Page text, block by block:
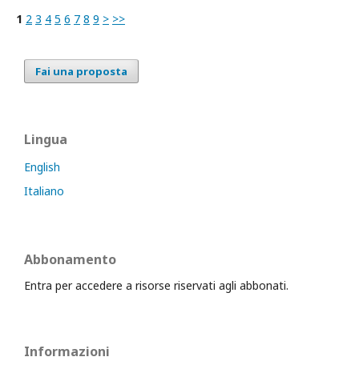
1 2 3 4 5 6 7 8 9 > >>
Fai una proposta
Lingua
English
Italiano
Abbonamento
Entra per accedere a risorse riservati agli abbonati.
Informazioni